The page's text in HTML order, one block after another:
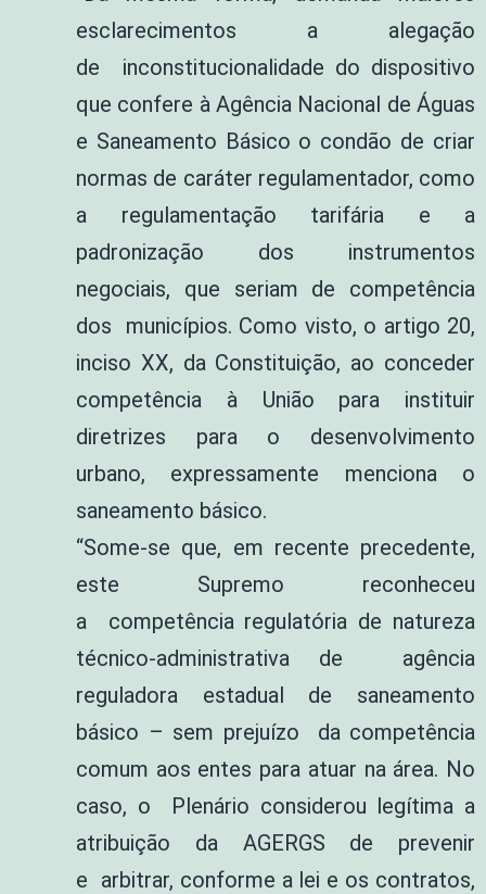
esclarecimentos a alegação
de inconstitucionalidade do dispositivo
que confere à Agência Nacional de Águas
e Saneamento Básico o condão de criar
normas de caráter regulamentador, como
a regulamentação tarifária e a
padronização dos instrumentos
negociais, que seriam de competência
dos municípios. Como visto, o artigo 20,
inciso XX, da Constituição, ao conceder
competência à União para instituir
diretrizes para o desenvolvimento
urbano, expressamente menciona o
saneamento básico.
“Some-se que, em recente precedente,
este Supremo reconheceu
a competência regulatória de natureza
técnico-administrativa de agência
reguladora estadual de saneamento
básico – sem prejuízo da competência
comum aos entes para atuar na área. No
caso, o Plenário considerou legítima a
atribuição da AGERGS de prevenir
e arbitrar, conforme a lei e os contratos,